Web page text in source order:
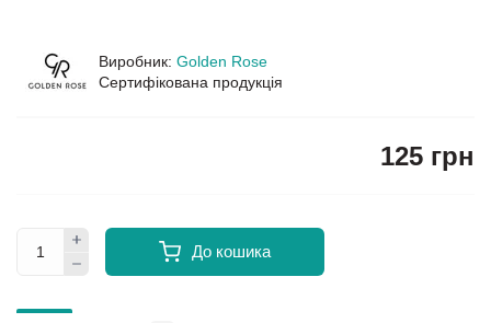
Виробник: Golden Rose
Сертифікована продукція
125 грн
До кошика